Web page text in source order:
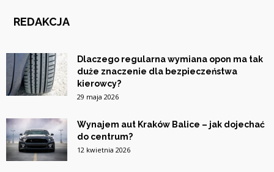
REDAKCJA
Dlaczego regularna wymiana opon ma tak
duże znaczenie dla bezpieczeństwa
kierowcy?
29 maja 2026
Wynajem aut Kraków Balice – jak dojechać
do centrum?
12 kwietnia 2026